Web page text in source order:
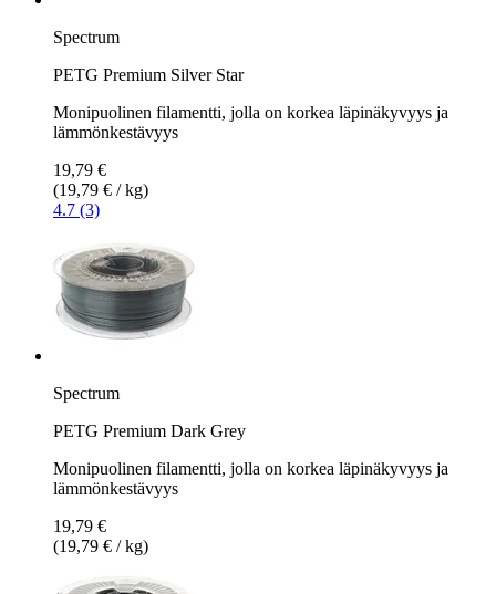
Spectrum
PETG Premium Silver Star
Monipuolinen filamentti, jolla on korkea läpinäkyvyys ja
lämmönkestävyys
19,79 €
(19,79 € / kg)
4.7 (3)
Spectrum
PETG Premium Dark Grey
Monipuolinen filamentti, jolla on korkea läpinäkyvyys ja
lämmönkestävyys
19,79 €
(19,79 € / kg)